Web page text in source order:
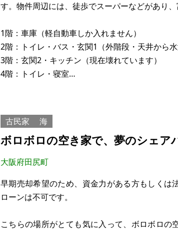
※現状有姿、および公簿売買でのお取引きとなり
※問い合わせ多数あるいは取引条件等により、
合意さ
す。物件周辺には、徒歩でスーパーなどがあり
1階：車庫（軽自動車しか入れません）
2階：トイレ・バス・玄関1（外階段・天井から水
3階：玄関2・キッチン（現在壊れています）
4階：トイレ・寝室
場所：大阪府富田林市富田林町
土地：47㎡
建物：105㎡
現況：空き家
希望価格：250万円
古民家 海
ボロボロの空き家で、夢のシェア
大阪府田尻町
早期売却希望のため、資金力がある方もしくは
ローンは不可です。
こちらの場所がとても気に入って、ボロボロ